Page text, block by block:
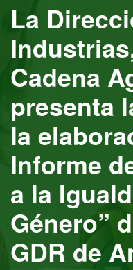
La
Cadena
presenta
la
Informe
a la
Género”
GDR de